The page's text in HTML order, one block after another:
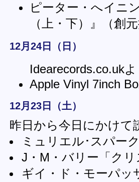
ピーター・へイニ
（上・下）』（創
12月24日（日）
Idearecords.co.uk
Apple Vinyl 7inch
12月23日（土）
昨日から今日にかけて
ミュリエル･スパー
J・M・バリー「ク
ギイ・ド・モーパッ